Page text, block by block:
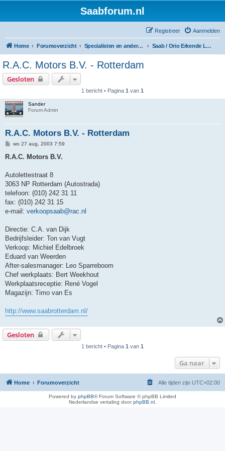
Saabforum.nl
Aanmelden
Registreer
Home Forumoverzicht Specialisten en andere Saabgaragisten Saab / Orio Erkende Leveranciers + Reparateurs
R.A.C. Motors B.V. - Rotterdam
Gesloten
1 bericht • Pagina 1 van 1
Sander
Forum Admin
R.A.C. Motors B.V. - Rotterdam
B
h
wo 27 aug, 2003 7:59
R.A.C. Motors B.V.
Autolettestraat 8
3063 NP Rotterdam (Autostrada)
telefoon: (010) 242 31 11
fax: (010) 242 31 15
e-mail: verkoopsaab@rac.nl
Directie: C.A. van Dijk
Bedrijfsleider: Ton van Vugt
Verkoop: Michiel Edelbroek
Eduard van Weerden
After-salesmanager: Leo Sparreboom
Chef werkplaats: Bert Weekhout
Werkplaatsreceptie: René Vogel
Magazijn: Timo van Es
http://www.saabrotterdam.nl/
Gesloten
1 bericht • Pagina 1 van 1
Ga naar
Home Forumoverzicht Alle tijden zijn UTC+02:00
Powered by phpBB® Forum Software © phpBB Limited
Nederlandse vertaling doorphpBB.nl